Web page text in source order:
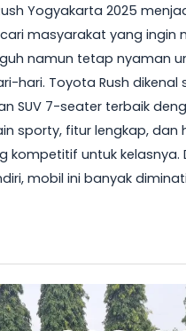
Yogyakarta 2025
masyarakat yang ingin
namun tetap nyaman
hari. Toyota Rush dikenal
SUV 7-seater terbaik
sporty, fitur lengkap, dan
kompetitif untuk kelasnya.
mobil ini banyak diminati